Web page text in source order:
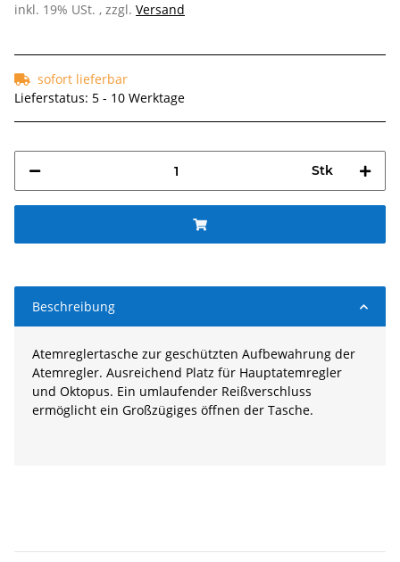
inkl. 19% USt. , zzgl. Versand
sofort lieferbar
Lieferstatus: 5 - 10 Werktage
Stk
Beschreibung
Atemreglertasche zur geschützten Aufbewahrung der
Atemregler. Ausreichend Platz für Hauptatemregler
und Oktopus. Ein umlaufender Reißverschluss
ermöglicht ein Großzügiges öffnen der Tasche.